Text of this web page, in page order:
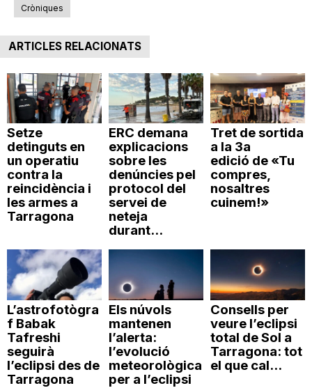
Cròniques
ARTICLES RELACIONATS
Setze
detinguts en
un operatiu
contra la
reincidència i
les armes a
Tarragona
ERC demana
explicacions
sobre les
denúncies pel
protocol del
servei de
neteja
durant...
Tret de sortida
a la 3a
edició de «Tu
compres,
nosaltres
cuinem!»
L’astrofotògra
f Babak
Tafreshi
seguirà
l’eclipsi des de
Tarragona
Els núvols
mantenen
l’alerta:
l’evolució
meteorològica
per a l’eclipsi
Consells per
veure l’eclipsi
total de Sol a
Tarragona: tot
el que cal...